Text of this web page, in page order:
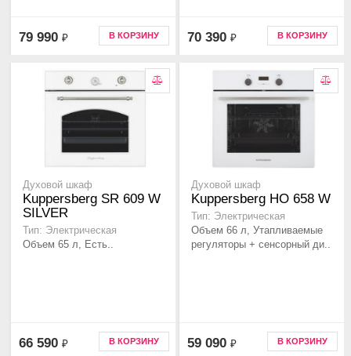
79 990 ₽ В КОРЗИНУ 70 390 ₽ В КОРЗИНУ
Духовой шкаф
Kuppersberg SR 609 W
SILVER
Тип: Электрическая
Объем 65 л, Есть..
66 590 ₽ В КОРЗИНУ
Духовой шкаф
Kuppersberg HO 658 W
Тип: Электрическая
Объем 66 л, Утапливаемые
регуляторы + сенсорный ди..
59 090 ₽ В КОРЗИНУ